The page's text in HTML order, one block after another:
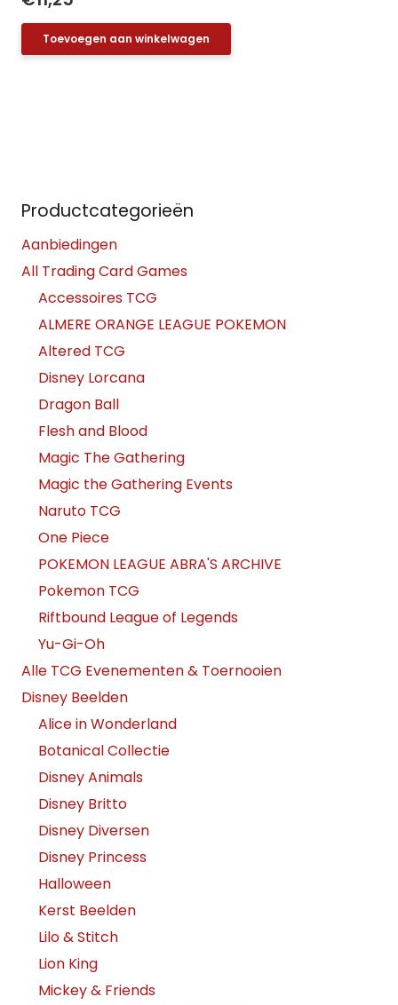
Toevoegen aan winkelwagen
Productcategorieën
Aanbiedingen
All Trading Card Games
Accessoires TCG
ALMERE ORANGE LEAGUE POKEMON
Altered TCG
Disney Lorcana
Dragon Ball
Flesh and Blood
Magic The Gathering
Magic the Gathering Events
Naruto TCG
One Piece
POKEMON LEAGUE ABRA'S ARCHIVE
Pokemon TCG
Riftbound League of Legends
Yu-Gi-Oh
Alle TCG Evenementen & Toernooien
Disney Beelden
Alice in Wonderland
Botanical Collectie
Disney Animals
Disney Britto
Disney Diversen
Disney Princess
Halloween
Kerst Beelden
Lilo & Stitch
Lion King
Mickey & Friends